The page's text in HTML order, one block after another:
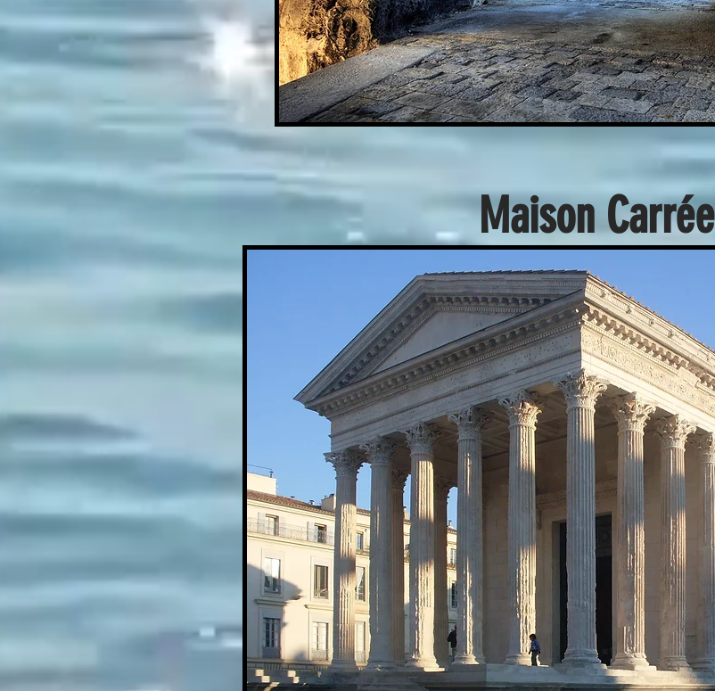
Maison Carrée